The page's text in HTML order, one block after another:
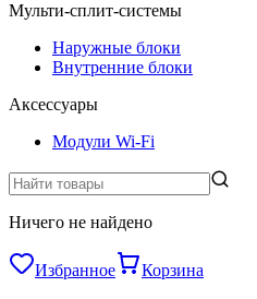
Мульти-сплит-системы
Наружные блоки
Внутренние блоки
Аксессуары
Модули Wi-Fi
Ничего не найдено
Избранное Корзина